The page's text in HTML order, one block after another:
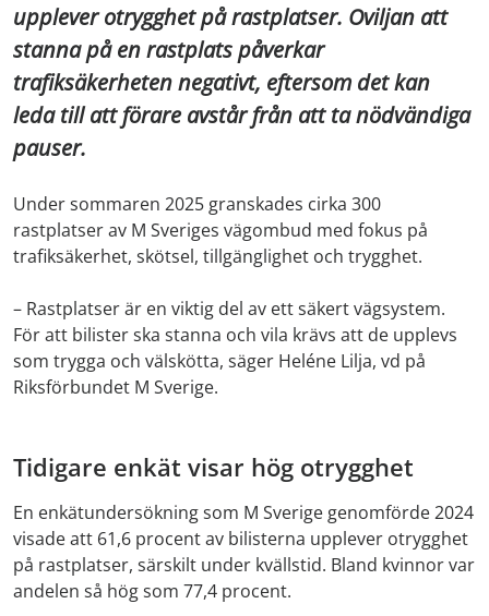
upplever otrygghet på rastplatser. Oviljan att
stanna på en rastplats påverkar
trafiksäkerheten negativt, eftersom det kan
leda till att förare avstår från att ta nödvändiga
pauser.
Under sommaren 2025 granskades cirka 300
rastplatser av M Sveriges vägombud med fokus på
trafiksäkerhet, skötsel, tillgänglighet och trygghet.
– Rastplatser är en viktig del av ett säkert vägsystem.
För att bilister ska stanna och vila krävs att de upplevs
som trygga och välskötta, säger Heléne Lilja, vd på
Riksförbundet M Sverige.
Tidigare enkät visar hög otrygghet
En enkätundersökning som M Sverige genomförde 2024
visade att 61,6 procent av bilisterna upplever otrygghet
på rastplatser, särskilt under kvällstid. Bland kvinnor var
andelen så hög som 77,4 procent.